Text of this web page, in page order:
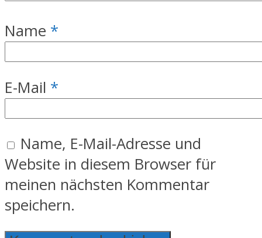
Name *
E-Mail *
Name, E-Mail-Adresse und
Website in diesem Browser für
meinen nächsten Kommentar
speichern.